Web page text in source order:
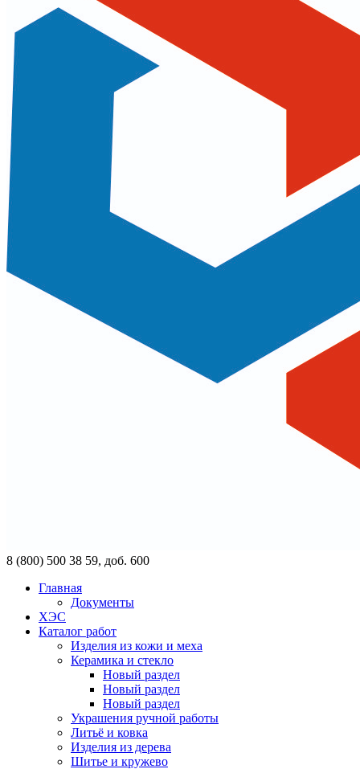
8 (800) 500 38 59, доб. 600
Главная
Документы
ХЭС
Каталог работ
Изделия из кожи и меха
Керамика и стекло
Новый раздел
Новый раздел
Новый раздел
Украшения ручной работы
Литьё и ковка
Изделия из дерева
Шитье и кружево